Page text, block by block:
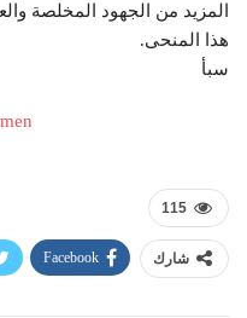
المزيد من الجهود المخلصة
هذا المنحى.
سبأ
115
شارك Facebook